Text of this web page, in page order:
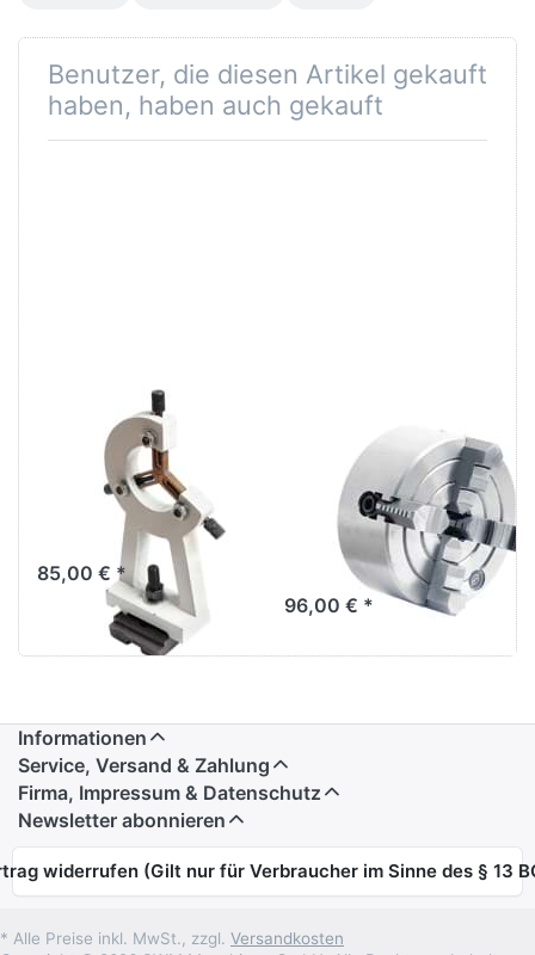
Benutzer, die diesen Artikel gekauft
haben, haben auch gekauft
feststehende
Lünette für
Drehmaschine
PROFILINE 600
85,00 € *
einzeln
verstellbaren
Backen) für
Drehmaschine
96,00 € *
Informationen
Service, Versand & Zahlung
Firma, Impressum & Datenschutz
Newsletter abonnieren
widerrufen (Gilt nur für Verbraucher im Sinne des § 13
* Alle Preise inkl. MwSt., zzgl. Versandkosten